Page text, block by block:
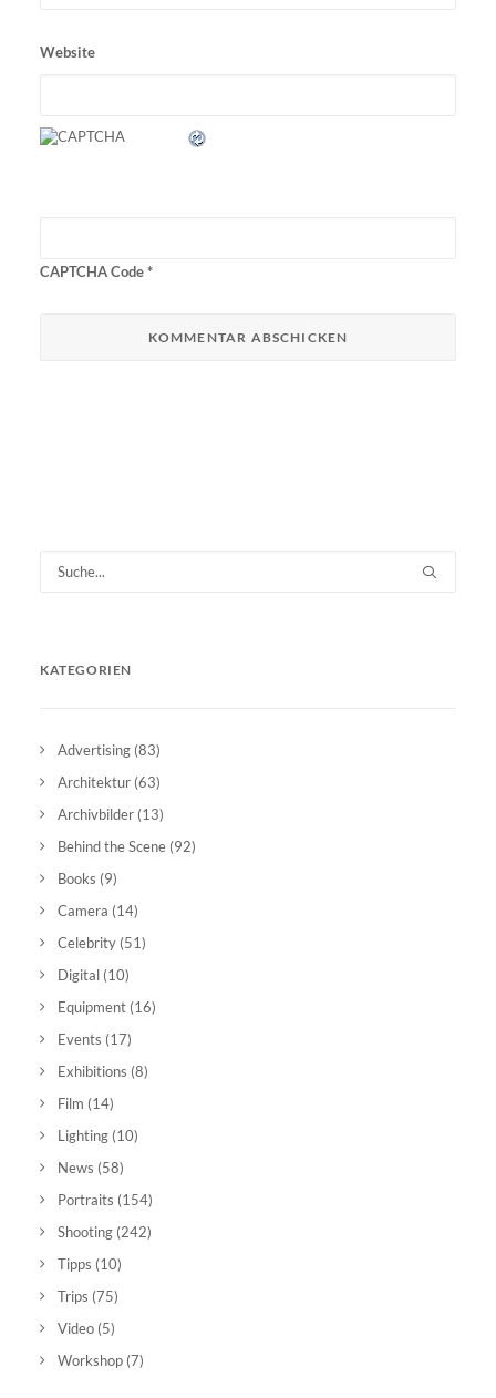
Website
CAPTCHA Code*
KATEGORIEN
Advertising (83)
Architektur (63)
Archivbilder (13)
Behind the Scene (92)
Books (9)
Camera (14)
Celebrity (51)
Digital (10)
Equipment (16)
Events (17)
Exhibitions (8)
Film (14)
Lighting (10)
News (58)
Portraits (154)
Shooting (242)
Tipps (10)
Trips (75)
Video (5)
Workshop (7)